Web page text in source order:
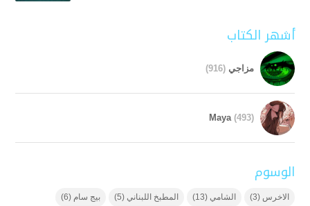
أشهر الكتاب
مزاجي (916)
Maya (493)
الوسوم
الاخرس (3) الشامي (13) المطبخ اللبناني (5) بيج سام (6)